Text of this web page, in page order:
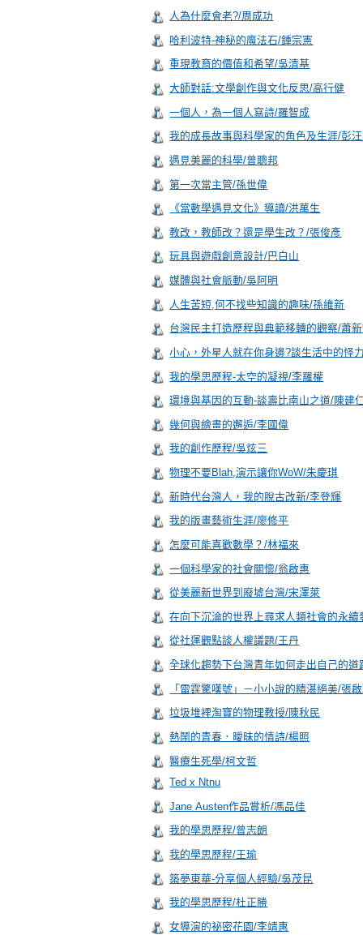
人為什麼會老?/周成功
哈利波特-神秘的魔法石/鍾宗憲
重現教育的價值和希望/吳清基
大師對話:文學創作與文化反思/高行健
一個人，為一個人寫詩/羅智成
我的成長故事與科學家的角色及生涯/彭
遇見美麗的科學/曾聰邦
第一次當主管/孫世偉
《當數學遇見文化》導讀/洪萬生
教改，教師改？還是學生改？/張俊彥
玩具與遊戲創意設計/巴白山
媒體與社會脈動/吳阿明
人生苦短,何不找些知識的趣味/孫維新
台灣民主打造歷程與典範移轉的觀察/蕭
小心，外星人就在你身邊?談生活中的怪
我的學思歷程-太空的凝視/李羅權
環境與基因的互動-談壽比南山之道/陳建
幾何與繪畫的邂逅/李國偉
我的創作歷程/吳炫三
物理不要Blah,演示讓你WoW/朱慶琪
新時代台灣人，我的脫古改新/李登輝
我的版畫藝術生涯/廖修平
怎麼可能喜歡數學？/林福來
一個科學家的社會關懷/翁啟惠
從美麗新世界到廢墟台灣/宋澤萊
在向下沉淪的世界上尋求人類社會的永續
從社運觀點談人權議題/王丹
全球化趨勢下台灣青年如何走出自己的道
「雷霆驚嘆號」－小小說的精湛絕美/張
垃圾堆裡淘寶的物理教授/陳秋民
熱鬧的青春．曖昧的情詩/楊照
醫療生死學/柯文哲
Ted x Ntnu
Jane Austen作品賞析/馮品佳
我的學思歷程/曾志朗
我的學思歷程/王瑜
築夢東華-分享個人經驗/吳茂昆
我的學思歷程/杜正勝
女導演的祕密花園/李靖惠